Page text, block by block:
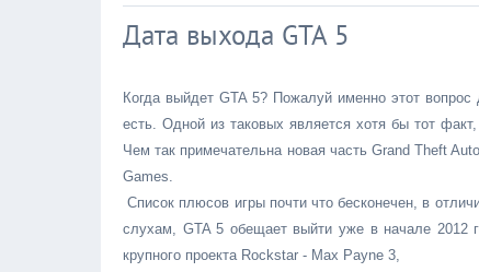
Дата выхода GTA 5
Когда выйдет GTA 5? Пожалуй именно этот
есть. Одной из таковых является хотя бы тот
Чем так примечательна новая часть Grand Theft
Games.
Список плюсов игры почти что бесконечен, в
слухам, GTA 5 обещает выйти уже в начале 2012
крупного проекта Rockstar - Max Payne 3,